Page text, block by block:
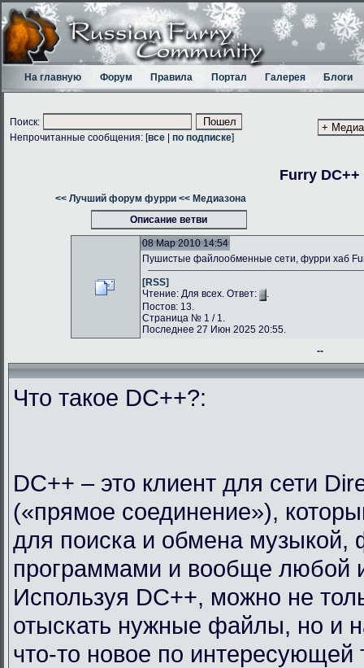
На главную Форум Правила Портал Галерея Блоги
Поиск:
Непрочитанные сообщения: [все по подписке]
Furry DC++
<< Лучший форум фурри << Медиазона
Описание ветви
08 Мар 2010 14:54
Пушистые файлообменные сети, фурри хаб
[RSS]
Чтение: Для всех. Ответ:
.
Постов: 13.
Страница № 1 / 1.
Последнее 27 Июн 2025 20:55.
--
Что такое DC++?:
DC++ – это клиент для сети
(«прямое соединение»),
для поиска и обмена
программами и вообще любой
Используя DC++, можно не
отыскать нужные файлы, но и
что-то новое по интересующей